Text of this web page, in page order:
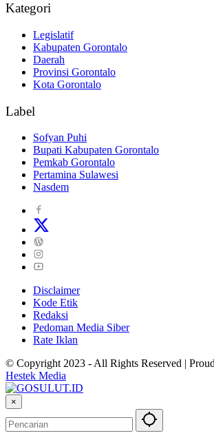
Kategori
Legislatif
Kabupaten Gorontalo
Daerah
Provinsi Gorontalo
Kota Gorontalo
Label
Sofyan Puhi
Bupati Kabupaten Gorontalo
Pemkab Gorontalo
Pertamina Sulawesi
Nasdem
Disclaimer
Kode Etik
Redaksi
Pedoman Media Siber
Rate Iklan
© Copyright 2023 - All Rights Reserved |
Hestek Media
×